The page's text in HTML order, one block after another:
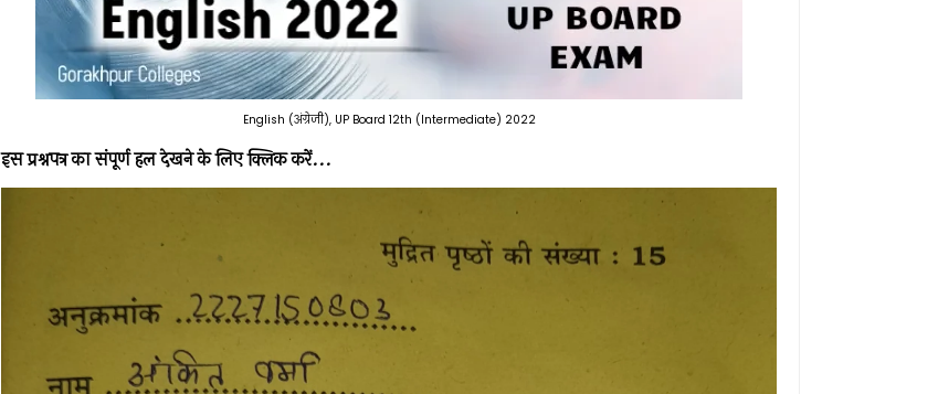
English (अंग्रेजी), UP Board 12th (Intermediate) 2022
इस प्रश्नपत्र का संपूर्ण हल देखने के लिए क्लिक करें...